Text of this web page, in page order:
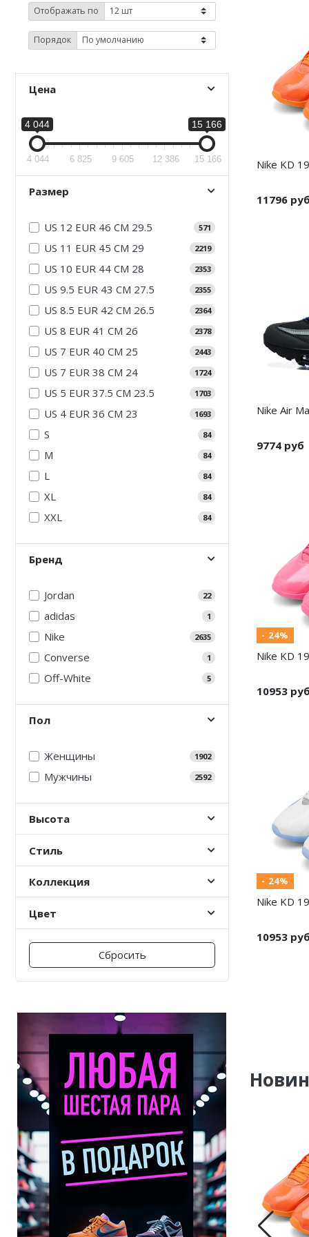
Отображать по
Порядок
Цена
4 044 15 166
4 044 6 825 9 605 12 386 15 166
Размер
US 12 EUR 46 CM 29.5 571
US 11 EUR 45 CM 29 2219
US 10 EUR 44 CM 28 2353
US 9.5 EUR 43 CM 27.5 2355
US 8.5 EUR 42 CM 26.5 2364
US 8 EUR 41 CM 26 2378
US 7 EUR 40 CM 25 2443
US 7 EUR 38 CM 24 1724
US 5 EUR 37.5 CM 23.5 1703
US 4 EUR 36 CM 23 1693
S 84
M 84
L 84
XL 84
XXL 84
Бренд
Jordan 22
adidas 1
Nike 2635
Converse 1
Off-White 5
Пол
Женщины 1902
Мужчины 2592
Высота
Стиль
Коллекция
Цвет
Сбросить
Nike KD
11796 руб
Nike Air
9774 руб
- 24%
Nike KD
10953 руб
- 24%
Nike KD
10953 руб
Jordan Tatum
Air Jordan 40
Air Jordan 39
Air Jordan 38
Air Jordan 37
Air Jordan 1
Air Jordan 3
Air Jordan 4
Air Jordan 5
Air Jordan 6
Air Jordan 7
Air Jordan 10
Air Jordan 11
Air Jordan 12
Air Jordan 13
Air Jordan 15
Air Jordan 23
adidas Samba
adidas Handball
adidas Adistar
adidas adiFOM
adidas Adizero
adidas Dame
adidas AE
Adidas Yeezy Boost 350 V2